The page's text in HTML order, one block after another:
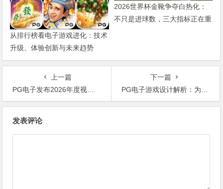
从排行榜看电子游戏进化：技术
升级、体验创新与未来趋势
2026世界杯金靴争夺白热化：
不只是进球数，三大指标正在重
上一篇
PG电子发布2026年度视觉大作，采用电影级3D渲染引擎打造
下一篇
PG电子游戏设计解析：为何深受年轻玩家喜爱？
发表评论